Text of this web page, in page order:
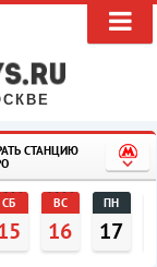
СТАНЦИЮ
СБ ВС
16
ПН
17